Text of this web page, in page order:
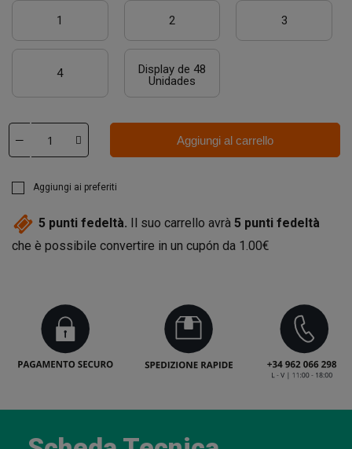
1 2 3
4
Display de 48
Unidades
Aggiungi al carrello
Aggiungi ai preferiti
5 punti fedeltà. Il suo carrello avrà 5 punti fedeltà
che è possibile convertire in un cupón da 1.00€